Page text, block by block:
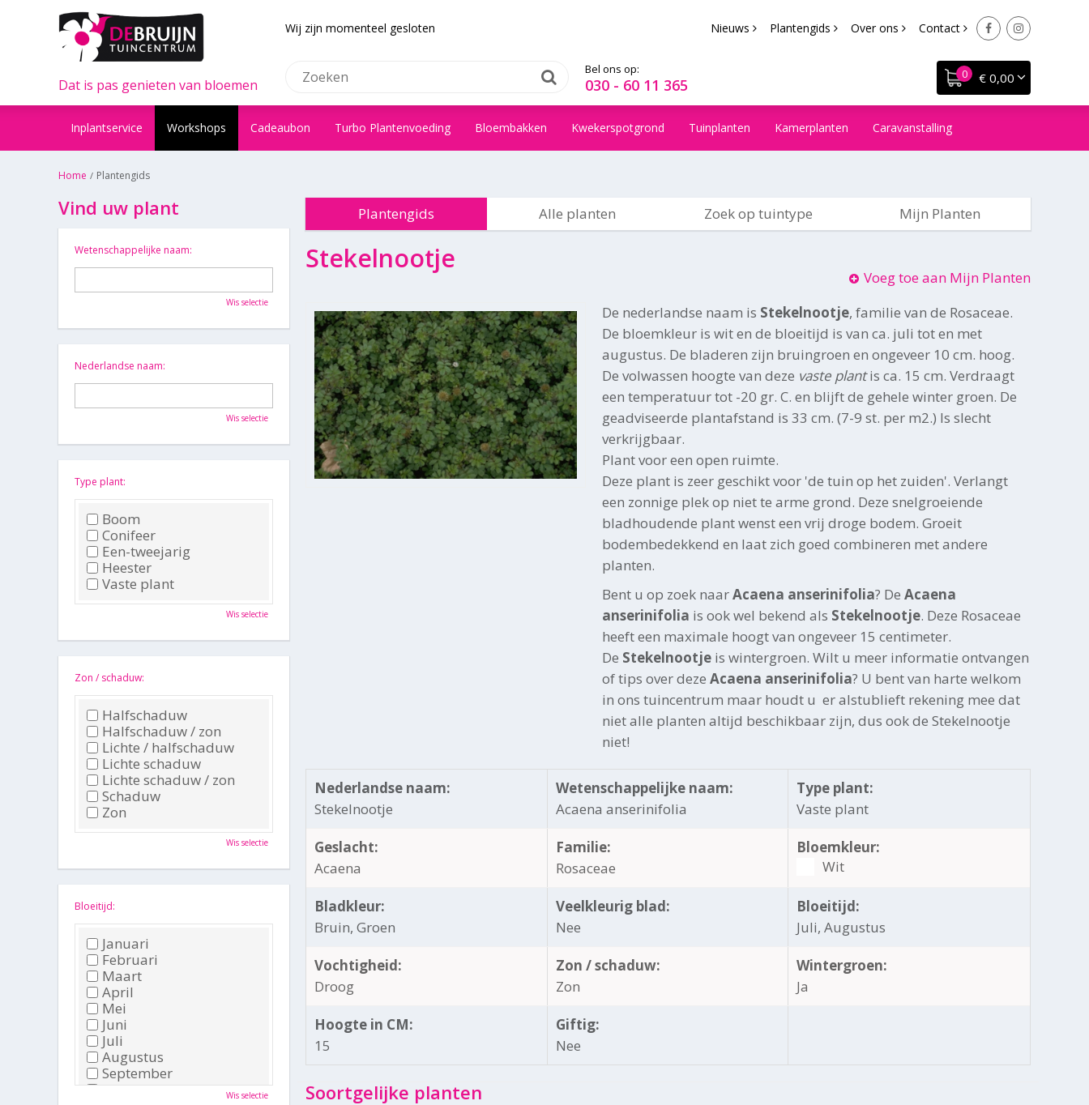
Home Plantengids
Wij zijn momenteel gesloten
Dat is pas genieten van bloemen
Nieuws Plantengids Over ons Contact
€ 0,00
Bel ons op:
030 - 60 11 365
Inplantservice Workshops Cadeaubon Turbo Plantenvoeding Bloembakken Kwekerspotgrond Tuinplanten Kamerplanten Caravanstalling
Plantengids Alle planten Zoek op tuintype Mijn Planten
Stekelnootje
Voeg toe aan Mijn Planten
De nederlandse naam is Stekelnootje, familie van de Rosaceae.
De bloemkleur is wit en de bloeitijd is van ca. juli tot en met
augustus. De bladeren zijn bruingroen en ongeveer 10 cm. hoog.
De volwassen hoogte van deze vaste plantis ca. 15 cm. Verdraagt
een temperatuur tot -20 gr. C. en blijft de gehele winter groen. De
geadviseerde plantafstand is 33 cm. (7-9 st. per m2.) Is slecht
verkrijgbaar.
Plant voor een open ruimte.
Deze plant is zeer geschikt voor 'de tuin op het zuiden'. Verlangt
een zonnige plek op niet te arme grond. Deze snelgroeiende
bladhoudende plant wenst een vrij droge bodem. Groeit
bodembedekkend en laat zich goed combineren met andere
planten.
Bent u op zoek naarAcaena anserinifolia? De Acaena
anserinifolia is ook wel bekend als Stekelnootje. Deze Rosaceae
heeft een maximale hoogt van ongeveer 15 centimeter.
De Stekelnootje is wintergroen. Wilt u meer informatie ontvangen
of tips over deze Acaena anserinifolia? U bent van harte welkom
in ons tuincentrum maar houdt u er alstublieft rekening mee dat
niet alle planten altijd beschikbaar zijn, dus ook de Stekelnootje
niet!
Nederlandse naam:
Stekelnootje
Wetenschappelijke naam:
Acaena anserinifolia
Type plant:
Vaste plant
Geslacht:
Acaena
Familie:
Rosaceae
Bloemkleur:
Wit
Bladkleur:
Bruin, Groen
Veelkleurig blad:
Nee
Bloeitijd:
Juli, Augustus
Vochtigheid:
Droog
Zon / schaduw:
Zon
Wintergroen:
Ja
Hoogte in CM:
15
Giftig:
Nee
Soortgelijke planten
Vind uw plant
Wetenschappelijke naam:
Wis selectie
Nederlandse naam:
Wis selectie
Type plant:
Boom
Conifeer
Een-tweejarig
Heester
Vaste plant
Wis selectie
Zon / schaduw:
Halfschaduw
Halfschaduw / zon
Lichte / halfschaduw
Lichte schaduw
Lichte schaduw / zon
Schaduw
Zon
Wis selectie
Bloeitijd:
Januari
Februari
Maart
April
Mei
Juni
Juli
Augustus
September
Oktober
Wis selectie